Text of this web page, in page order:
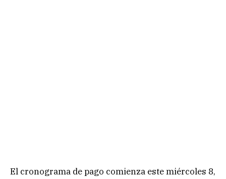
El cronograma de pago comienza este miércoles 8,